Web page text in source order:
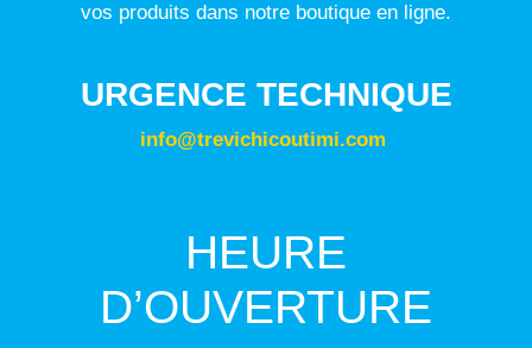
vos produits dans notre boutique en ligne.
URGENCE TECHNIQUE
info@trevichicoutimi.com
HEURE
D’OUVERTURE